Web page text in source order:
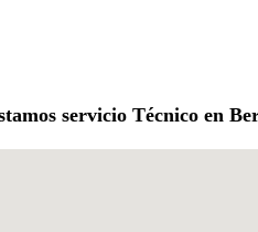
servicio Técnico en